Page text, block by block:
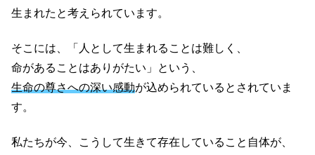
生まれたと考えられています。
そこには、「人として生まれることは難しく、
命があることはありがたい」という、
生命の尊さへの深い感動が込められているとされていま
す。
私たちが今、こうして生きて存在していること自体が、